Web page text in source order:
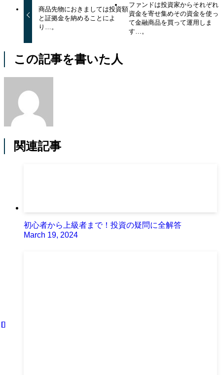
商品先物におきましては投資額
と証拠金を納めることによ
り…。
ファンドは投資家からそれぞれ
資金を寄せ集めその資金を使っ
て金融商品を買って運用しま
す…。
この記事を書いた人
関連記事
初心者から上級者まで！投資の疑問に全解答
March 19, 2024